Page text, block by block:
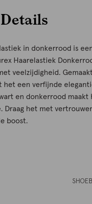
in donkerrood is
Haarelastiek
veelzijdigheid.
het een verfijnde
en donkerrood maakt
Draag het met
boost.